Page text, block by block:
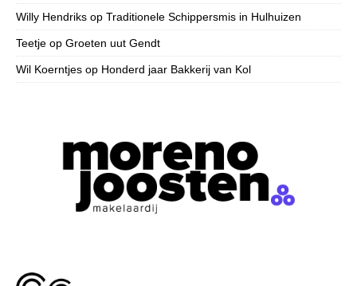
Willy Hendriks op Traditionele Schippersmis in Hulhuizen
Teetje op Groeten uut Gendt
Wil Koerntjes op Honderd jaar Bakkerij van Kol